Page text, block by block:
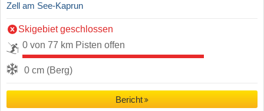
Zell am See-Kaprun
Skigebiet geschlossen
0 von 77 km Pisten offen
0 cm (Berg)
Bericht